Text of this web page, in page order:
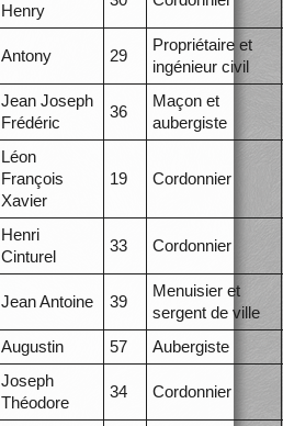
Henry
Antony 29
Propriétaire et
ingénieur civil
Jean Joseph
Frédéric
36
Maçon et
aubergiste
Léon
François
Xavier
19 Cordonnier
Henri
Cinturel
33 Cordonnier
Jean Antoine 39
Menuisier et
sergent de ville
Augustin 57 Aubergiste
Joseph
Théodore
34 Cordonnier